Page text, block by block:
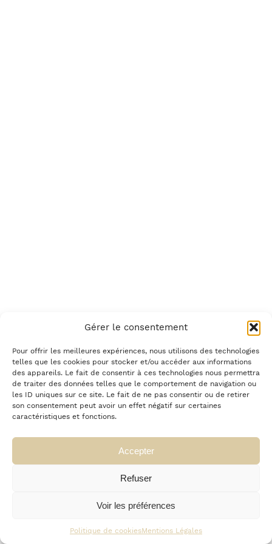
Gérer le consentement
Pour offrir les meilleures expériences, nous utilisons des technologies
telles que les cookies pour stocker et/ou accéder aux informations
des appareils. Le fait de consentir à ces technologies nous permettra
de traiter des données telles que le comportement de navigation ou
les ID uniques sur ce site. Le fait de ne pas consentir ou de retirer
son consentement peut avoir un effet négatif sur certaines
caractéristiques et fonctions.
Accepter
Refuser
Voir les préférences
Politique de cookiesMentions Légales